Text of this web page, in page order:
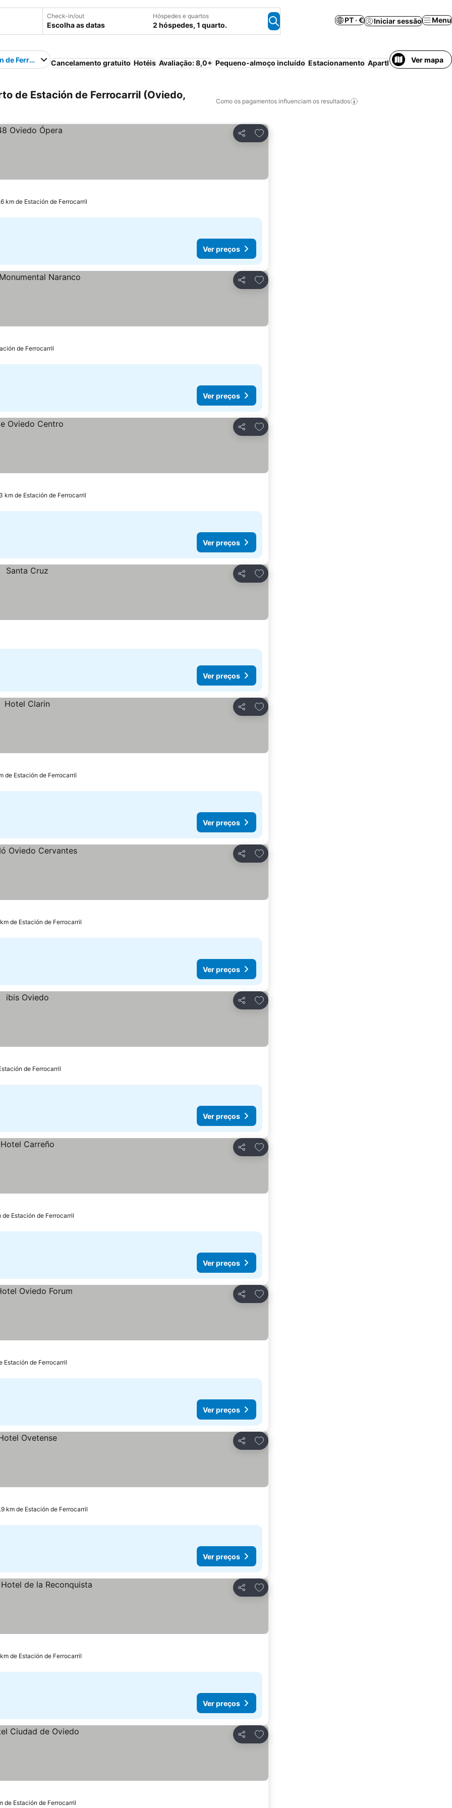
Check-in/out
Escolha as datas
Hóspedes e quartos
2 hóspedes, 1 quarto.
PT · € Iniciar sessão Menu
de FerrocarrilCancelamento gratuito Hotéis Avaliação: 8,0+ Pequeno-almoço incluído Estacionamento Aparthotel Piscina
Ver mapa
de Estación de Ferrocarril (Oviedo,
Como os pagamentos influenciam os resultados
Partilhar
Adicionar aos favoritos
km de Estación de Ferrocarril
Ver preços
Partilhar
Adicionar aos favoritos
de Ferrocarril
Ver preços
Partilhar
Adicionar aos favoritos
km de Estación de Ferrocarril
Ver preços
Partilhar
Adicionar aos favoritos
Ver preços
Partilhar
Adicionar aos favoritos
de Estación de Ferrocarril
Ver preços
Partilhar
Adicionar aos favoritos
de Estación de Ferrocarril
Ver preços
Partilhar
Adicionar aos favoritos
de Ferrocarril
Ver preços
Partilhar
Adicionar aos favoritos
de Estación de Ferrocarril
Ver preços
Partilhar
Adicionar aos favoritos
Estación de Ferrocarril
Ver preços
Partilhar
Adicionar aos favoritos
km de Estación de Ferrocarril
Ver preços
Partilhar
Adicionar aos favoritos
de Estación de Ferrocarril
Ver preços
Partilhar
Adicionar aos favoritos
de Estación de Ferrocarril